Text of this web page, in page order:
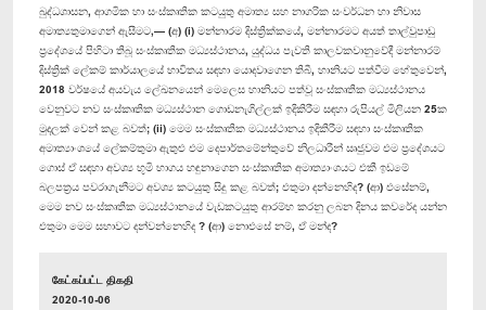
බුද්ධශාසන, ආගමික හා සංස්කෘතික කටයුතු අමාත්‍ය සහ නාගරික සංවර්ධන හා නිවාස
අමාත්‍යතුමාගෙන් ඇසීමට,— (අ) (i) මන්නාරම දිස්ත්‍රික්කයේ, මන්නාරමට අයත් තාල්වුපාඩු
ප්‍රදේශයේ පිහිටා තිබූ සංස්කෘතික මධ්‍යස්ථානය, යුද්ධය පැවති කාලවකවානුවේදී මන්නාරම්
දිස්ත්‍රික් ලේකම් කාර්යාලයේ භාවිතය සඳහා යොදවාගෙන තිබී, හානියට පත්වීම හේතුවෙන්,
2018 වර්ෂයේ අයවැය ලේඛනයෙන් මෙලෙස හානියට පත්වූ සංස්කෘතික මධ්‍යස්ථානය
වෙනුවට නව සංස්කෘතික මධ්‍යස්ථාන ගොඩනැගිල්ලක් ඉදිකිරීම සඳහා රුපියල් මිලියන 25ක
මුදලක් වෙන් කළ බවත්; (ii) මෙම සංස්කෘතික මධ්‍යස්ථානය ඉදිකිරීම සඳහා සංස්කෘතික
අමාත්‍යාංශයේ ලේකම්තුමා ඇතුළු එම දෙපාර්තමේන්තුවේ නිලධාරීන් ඍජුවම එම ප්‍රදේශයට
ගොස් ඒ සඳහා අවශ්‍ය භූමි භාගය හඳුනාගෙන සංස්කෘතික අමාත්‍යාංශයට එකී ඉඩමේ
බලපත්‍රය පවරාගැනීමට අවශ්‍ය කටයුතු සිදු කළ බවත්; එතුමා දන්නෙහිද? (ආ) එසේනම්,
මෙම නව සංස්කෘතික මධ්‍යස්ථානයේ වැඩකටයුතු ආරම්භ කරනු ලබන දිනය කවරේද යන්න
එතුමා මෙම සභාවට දන්වන්නෙහිද ? (ආ) නොඑසේ නම්, ඒ මන්ද?
கேட்கப்பட்ட திகதி
2020-10-06